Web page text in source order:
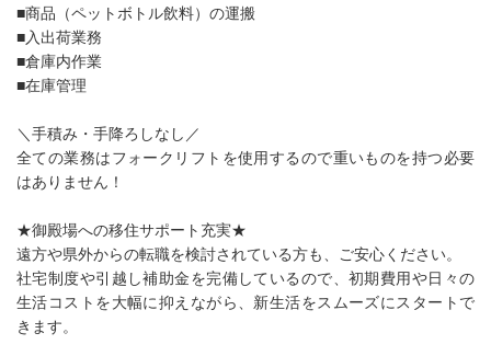
■商品（ペットボトル飲料）の運搬
■入出荷業務
■倉庫内作業
■在庫管理
＼手積み・手降ろしなし／
全ての業務はフォークリフトを使用するので重いものを持つ必要
はありません！
★御殿場への移住サポート充実★
遠方や県外からの転職を検討されている方も、ご安心ください。
社宅制度や引越し補助金を完備しているので、初期費用や日々の
生活コストを大幅に抑えながら、新生活をスムーズにスタートで
きます。